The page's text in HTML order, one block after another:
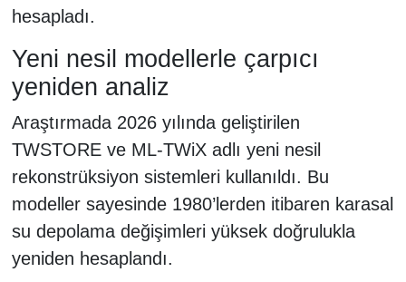
hesapladı.
Yeni nesil modellerle çarpıcı
yeniden analiz
Araştırmada 2026 yılında geliştirilen
TWSTORE ve ML-TWiX adlı yeni nesil
rekonstrüksiyon sistemleri kullanıldı. Bu
modeller sayesinde 1980’lerden itibaren karasal
su depolama değişimleri yüksek doğrulukla
yeniden hesaplandı.